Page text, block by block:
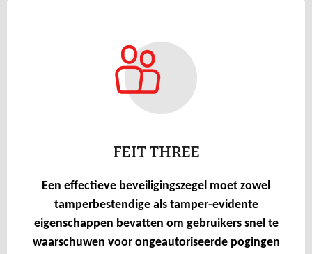
FEIT THREE
Een effectieve beveiligingszegel moet zowel
tamperbestendige als tamper-evidente
eigenschappen bevatten om gebruikers snel te
waarschuwen voor ongeautoriseerde pogingen